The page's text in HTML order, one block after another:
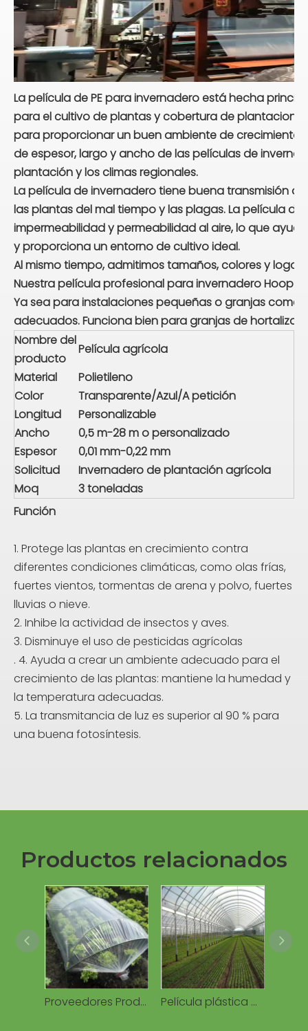
La película de PE para invernadero está hecha
para el cultivo de plantas y cobertura de
para proporcionar un buen ambiente de
de espesor, largo y ancho de las películas de
plantación y los climas regionales.
La película de invernadero tiene buena transmisión
las plantas del mal tiempo y las plagas. La película
impermeabilidad y permeabilidad al aire, lo que
y proporciona un entorno de cultivo ideal.
Al mismo tiempo, admitimos tamaños, colores y
Nuestra película profesional para invernadero Hoop
Ya sea para instalaciones pequeñas o granjas
adecuados. Funciona bien para granjas de
Nombre del
producto
Película agrícola
Material
Polietileno
Color
Transparente/Azul/A petición
Longitud
Personalizable
Ancho
0,5 m-28 m o personalizado
Espesor
0,01 mm-0,22 mm
Solicitud
Invernadero de plantación agrícola
Moq
3 toneladas
Función
1. Protege las plantas en crecimiento contra
diferentes condiciones climáticas, como olas frías,
fuertes vientos, tormentas de arena y polvo, fuertes
lluvias o nieve.
2. Inhibe la actividad de insectos y aves.
3. Disminuye el uso de pesticidas agrícolas
. 4. Ayuda a crear un ambiente adecuado para el
crecimiento de las plantas: mantiene la humedad y
la temperatura adecuadas.
5. La transmitancia de luz es superior al 90 % para
una buena fotosíntesis.
Productos relacionados
Proveedores Productos de venta caliente Granja Invernadero Película agrícola usada con cubierta UV Cultivo de hortalizas y flores Película plástica del PE de la cubierta del polietileno del invernadero de 80-200 micrones para el tomate de la granja del arándano del invernadero